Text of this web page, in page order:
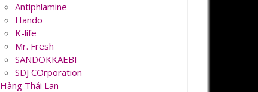
Antiphlamine
Hando
K-life
Mr. Fresh
SANDOKKAEBI
SDJ COrporation
Hàng Thái Lan